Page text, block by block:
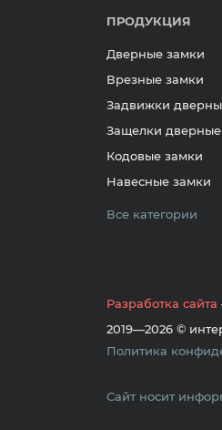
ПРОДУКЦИЯ
Дверные замки
Врезные замки
Задвижки
Защелки дверные
Кодовые замки
Навесные замки
Все категории
Разработка сайта
2019—2026 ©
Политика
Сайт носит